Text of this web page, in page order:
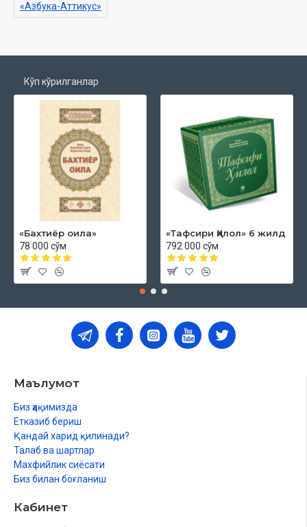
«Азбука-Аттикус»
Кўп кўрилганлар
«Бахтиёр оила»
78 000 сўм
«Тафсири Ҳилол» 6 жилд
792 000 сўм
Маълумот
Биз ҳақимизда
Етказиб бериш
Қандай харид қилинади?
Талаб ва шартлар
Махфийлик сиёсати
Биз билан боғланиш
Кабинет